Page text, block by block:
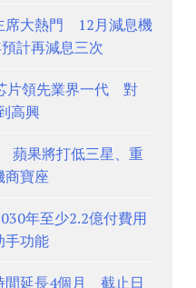
席大熱門 12月減息機
計再減息三次
片領先業界一代 對
高興
蘋果將打低三星、重
商寶座
年至少2.2億付費用
功能
間延長4個月 截止日